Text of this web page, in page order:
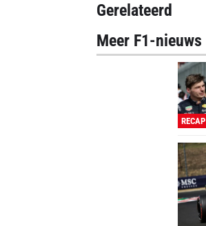
Gerelateerd
Meer F1-nieuws
RECAP